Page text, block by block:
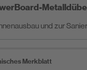
BIM
und zur
Merkblatt